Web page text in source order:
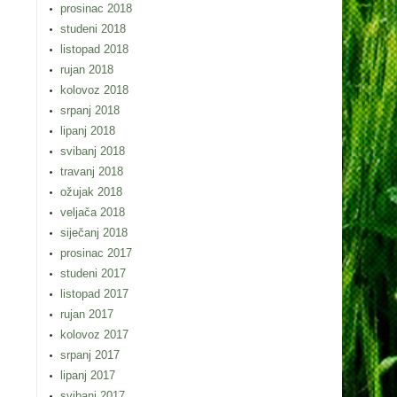
prosinac 2018
studeni 2018
listopad 2018
rujan 2018
kolovoz 2018
srpanj 2018
lipanj 2018
svibanj 2018
travanj 2018
ožujak 2018
veljača 2018
siječanj 2018
prosinac 2017
studeni 2017
listopad 2017
rujan 2017
kolovoz 2017
srpanj 2017
lipanj 2017